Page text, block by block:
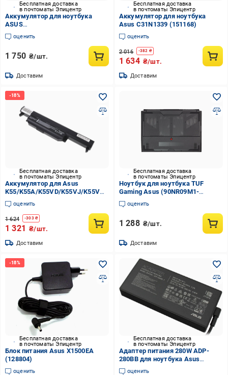
Бесплатная доставка
в почтоматы Эпицентр
Аккумулятор для ноутбука
ASUS
X540YA/R540S/R540L/A31N1519
оценить
1 750 ₴/шт.
Доставим
Бесплатная доставка
в почтоматы Эпицентр
Аккумулятор для ноутбука
Asus C31N1339 (151168)
оценить
2 016 -382 ₴
1 634 ₴/шт.
Доставим
Бесплатная доставка
в почтоматы Эпицентр
Аккумулятор для Asus
K55/K55A/K55VD/K55VJ/K55VM
(A32-K55)
оценить
1 624 -303₴
1 321 ₴/шт.
Доставим
Бесплатная доставка
в почтоматы Эпицентр
Ноутбук для ноутбука TUF
Gaming Asus (90NR09M1-
R7D010)
оценить
1 288 ₴/шт.
Доставим
Бесплатная доставка
в почтоматы Эпицентр
Блок питания Asus X1500EA
(128804)
оценить
Бесплатная доставка
в почтоматы Эпицентр
Адаптер питания 280W ADP-
280BB для ноутбука Asus
0A001-00801500 (30837617)
оценить